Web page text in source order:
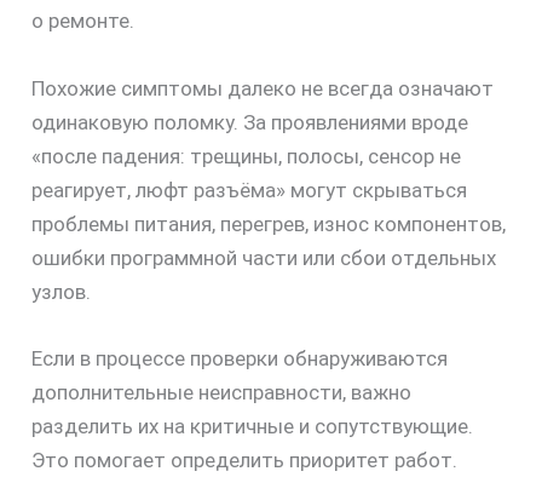
о ремонте.
Похожие симптомы далеко не всегда означают
одинаковую поломку. За проявлениями вроде
«после падения: трещины, полосы, сенсор не
реагирует, люфт разъёма» могут скрываться
проблемы питания, перегрев, износ компонентов,
ошибки программной части или сбои отдельных
узлов.
Если в процессе проверки обнаруживаются
дополнительные неисправности, важно
разделить их на критичные и сопутствующие.
Это помогает определить приоритет работ.